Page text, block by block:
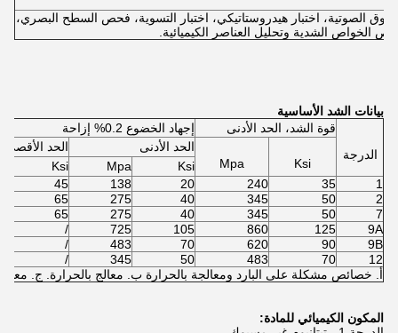
فوق الصوتية، اختبار هيدروستاتيكي، اختبار التسوية، فحص السطح البصري،
الخواص الشدية وتحليل العناصر الكيميائية.
بيانات الشد الأساسية
الدرجة
قوة الشد، الحد الأدنى إجهاد الخضوع 0.2% إزاحة
Ksi
Mpa
الحد الأدنى
الحد الأقصى
Ksi
Mpa
Ksi
1
35
240
20
138
45
2
50
345
40
275
65
7
50
345
40
275
65
9A
125
860
105
725
/
9B
90
620
70
483
/
12
70
483
50
345
/
أ. خصائص مشكلة على البارد ومعالجة بالحرارة ب. معالج بالحرارة. ج.
المكون الكيميائي للمادة: